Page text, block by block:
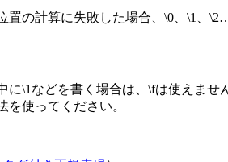
の計算に失敗した場合、\0、\1、
\1などを書く場合は、\fは使えませ
を使ってください。